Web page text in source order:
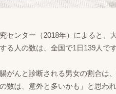
センター（2018年）によると、
る人の数は、全国で1日139人です
がんと診断される男女の割合は
数は、意外と多いかも」と思わ